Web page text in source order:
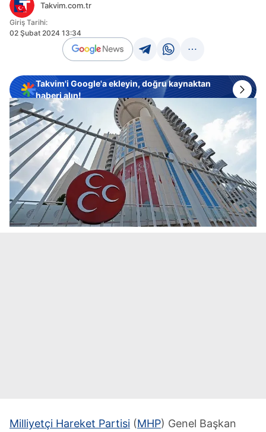
Takvim.com.tr
Giriş Tarihi:
02 Şubat 2024 13:34
Takvim'i Google'a ekleyin, doğru kaynaktan
haberi alın!
Milliyetçi Hareket Partisi (MHP) Genel Başkan